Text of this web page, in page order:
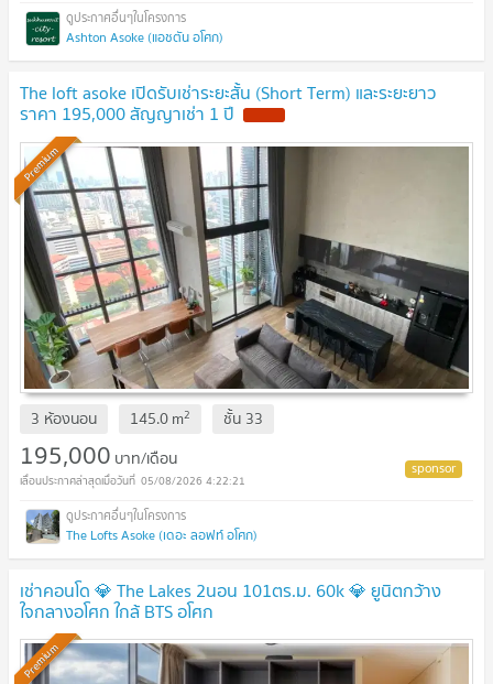
Ashton Asoke (แอชตัน อโศก)
The loft asoke เปิดรับเช่าระยะสั้น (Short Term) และระยะยาว
ราคา 195,000 สัญญาเช่า 1 ปี
Premium
3 ห้องนอน 145.0m2 ชั้น 33
195,000 บาท/เดือน
05/08/2026 4:22:21
The Lofts Asoke (เดอะ ลอฟท์ อโศก)
เช่าคอนโด 💎 The Lakes 2นอน 101ตร.ม. 60k 💎 ยูนิตกว้าง
ใจกลางอโศก ใกล้ BTS อโศก
Premium